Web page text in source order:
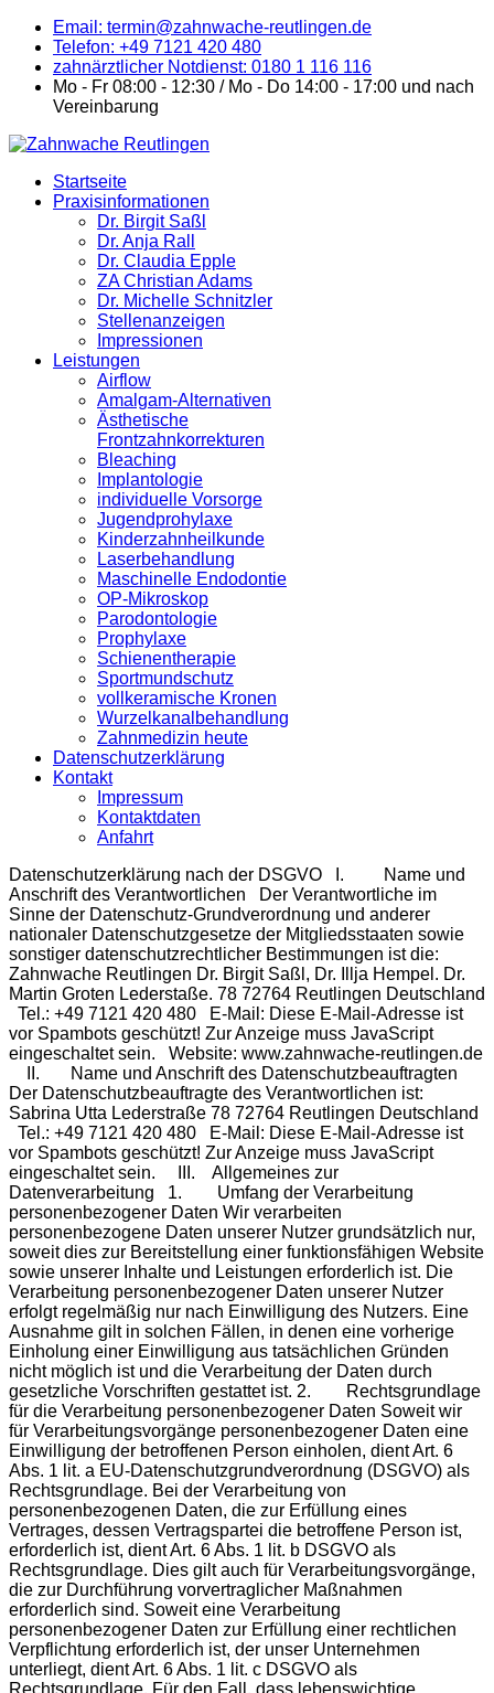
Email: termin@zahnwache-reutlingen.de
Telefon: +49 7121 420 480
zahnärztlicher Notdienst: 0180 1 116 116
Mo - Fr 08:00 - 12:30 / Mo - Do 14:00 - 17:00 und nach
Vereinbarung
Startseite
Praxisinformationen
Dr. Birgit Saßl
Dr. Anja Rall
Dr. Claudia Epple
ZA Christian Adams
Dr. Michelle Schnitzler
Stellenanzeigen
Impressionen
Leistungen
Airflow
Amalgam-Alternativen
Ästhetische
Frontzahnkorrekturen
Bleaching
Implantologie
individuelle Vorsorge
Jugendprohylaxe
Kinderzahnheilkunde
Laserbehandlung
Maschinelle Endodontie
OP-Mikroskop
Parodontologie
Prophylaxe
Schienentherapie
Sportmundschutz
vollkeramische Kronen
Wurzelkanalbehandlung
Zahnmedizin heute
Datenschutzerklärung
Kontakt
Impressum
Kontaktdaten
Anfahrt
Datenschutzerklärung nach der DSGVO I. Name und
Anschrift des Verantwortlichen Der Verantwortliche im
Sinne der Datenschutz-Grundverordnung und anderer
nationaler Datenschutzgesetze der Mitgliedsstaaten sowie
sonstiger datenschutzrechtlicher Bestimmungen ist die:
Zahnwache Reutlingen Dr. Birgit Saßl, Dr. Illja Hempel. Dr.
Martin Groten Lederstaße. 78 72764 Reutlingen Deutschland
Tel.: +49 7121 420 480 E-Mail: Diese E-Mail-Adresse ist
vor Spambots geschützt! Zur Anzeige muss JavaScript
eingeschaltet sein. Website: www.zahnwache-reutlingen.de
II. Name und Anschrift des Datenschutzbeauftragten
Der Datenschutzbeauftragte des Verantwortlichen ist:
Sabrina Utta Lederstraße 78 72764 Reutlingen Deutschland
Tel.: +49 7121 420 480 E-Mail: Diese E-Mail-Adresse ist
vor Spambots geschützt! Zur Anzeige muss JavaScript
eingeschaltet sein. III. Allgemeines zur Datenverarbeitung 1. Umfang der Verarbeitung personenbezogener Daten Wir verarbeiten personenbezogene Daten unserer Nutzer grundsätzlich nur, soweit dies zur Bereitstellung einer funktionsfähigen Website sowie unserer Inhalte und Leistungen erforderlich ist. Die Verarbeitung personenbezogener Daten unserer Nutzer erfolgt regelmäßig nur nach Einwilligung des Nutzers. Eine Ausnahme gilt in solchen Fällen, in denen eine vorherige Einholung einer Einwilligung aus tatsächlichen Gründen nicht möglich ist und die Verarbeitung der Daten durch gesetzliche Vorschriften gestattet ist. 2. Rechtsgrundlage für die Verarbeitung personenbezogener Daten Soweit wir für Verarbeitungsvorgänge personenbezogener Daten eine Einwilligung der betroffenen Person einholen, dient Art. 6 Abs. 1 lit. a EU-Datenschutzgrundverordnung (DSGVO) als Rechtsgrundlage. Bei der Verarbeitung von personenbezogenen Daten, die zur Erfüllung eines Vertrages, dessen Vertragspartei die betroffene Person ist, erforderlich ist, dient Art. 6 Abs. 1 lit. b DSGVO als Rechtsgrundlage. Dies gilt auch für Verarbeitungsvorgänge, die zur Durchführung vorvertraglicher Maßnahmen erforderlich sind. Soweit eine Verarbeitung personenbezogener Daten zur Erfüllung einer rechtlichen Verpflichtung erforderlich ist, der unser Unternehmen unterliegt, dient Art. 6 Abs. 1 lit. c DSGVO als Rechtsgrundlage. Für den Fall, dass lebenswichtige Interessen der betroffenen Person oder einer anderen natürlichen Person eine Verarbeitung personenbezogener Daten erforderlich machen, dient Art. 6 Abs. 1 lit. d DSGVO als Rechtsgrundlage. Ist die Verarbeitung zur Wahrung eines berechtigten Interesses unseres Unternehmens oder eines Dritten erforderlich und überwiegen die Interessen, Grundrechte und Grundfreiheiten des Betroffenen das erstgenannte Interesse nicht, so dient Art. 6 Abs. 1 lit. f DSGVO als Rechtsgrundlage für die Verarbeitung. 3. Datenlöschung und Speicherdauer Die personenbezogenen Daten der betroffenen Person werden gelöscht oder gesperrt, sobald der Zweck der Speicherung entfällt. Eine Speicherung kann darüber hinaus erfolgen, wenn dies durch den europäischen oder nationalen Gesetzgeber in unionsrechtlichen Verordnungen, Gesetzen oder sonstigen Vorschriften, denen der Verantwortliche unterliegt, vorgesehen wurde. Eine Sperrung oder Löschung der Daten erfolgt auch dann, wenn eine durch die genannten Normen vorgeschriebene Speicherfrist abläuft, es sei denn, dass eine Erforderlichkeit zur weiteren Speicherung der Daten für einen Vertragsabschluss oder eine Vertragserfüllung besteht. IV. Bereitstellung der Website und Erstellung von Logfiles 1. Beschreibung und Umfang der Datenverarbeitung Bei jedem Aufruf unserer Internetseite erfasst unser System automatisiert Daten und Informationen vom Computersystem des aufrufenden Rechners. Folgende Daten werden hierbei erhoben: Informationen über den Browsertyp und die verwendete Version Das Betriebssystem des Nutzers Den Internet-Service-Provider des Nutzers Die IP-Adresse des Nutzers Datum und Uhrzeit des Zugriffs Websites, von denen das System des Nutzers auf unsere Internetseite gelangt Websites, die vom System des Nutzers über unsere Website aufgerufen werden Die Logfiles enthalten IP-Adressen oder sonstige Daten, die eine Zuordnung zu einem Nutzer ermöglichen. Dies könnte beispielsweise der Fall sein, wenn der Link zur Website, von der der Nutzer auf die Internetseite gelangt, oder der Link zur Website, zu der der Nutzer wechselt, personenbezogene Daten enthält. Die Daten werden ebenfalls in den Logfiles unseres Systems gespeichert. Eine Speicherung dieser Daten zusammen mit anderen personenbezogenen Daten des Nutzers findet nicht statt. 2. Rechtsgrundlage für die Datenverarbeitung Rechtsgrundlage für die vorübergehende Speicherung der Daten und der Logfiles ist Art. 6 Abs. 1 lit. f DSGVO. 3. Zweck der Datenverarbeitung Die vorübergehende Speicherung der IP-Adresse durch das System ist notwendig, um eine Auslieferung der Website an den Rechner des Nutzers zu ermöglichen. Hierfür muss die IP-Adresse des Nutzers für die Dauer der Sitzung gespeichert bleiben. Die Speicherung in Logfiles erfolgt, um die Funktionsfähigkeit der Website sicherzustellen. Zudem dienen uns die Daten zur Optimierung der Website und zur Sicherstellung der Sicherheit unserer informationstechnischen Systeme. Eine Auswertung der Daten zu Marketingzwecken findet in diesem Zusammenhang nicht statt. In diesen Zwecken liegt auch unser berechtigtes Interesse an der Datenverarbeitung nach Art. 6 Abs. 1 lit. f DSGVO. 4. Dauer der Speicherung Die Daten werden gelöscht, sobald sie für die Erreichung des Zweckes ihrer Erhebung nicht mehr erforderlich sind. Im Falle der Erfassung der Daten zur Bereitstellung der Website ist dies der Fall, wenn die jeweilige Sitzung beendet ist. Im Falle der Speicherung der Daten in Logfiles ist dies nach spätestens sieben Tagen der Fall. Eine darüberhinausgehende Speicherung ist möglich. In diesem Fall werden die IP-Adressen der Nutzer gelöscht oder verfremdet, sodass eine Zuordnung des aufrufenden Clients nicht mehr möglich ist. 5. Widerspruchs- und Beseitigungsmöglichkeit Die Erfassung der Daten zur Bereitstellung der Website und die Speicherung der Daten in Logfiles ist für den Betrieb der Internetseite zwingend erforderlich. Es besteht folglich seitens des Nutzers keine Widerspruchsmöglichkeit. V. Verwendung von Cookies 1. Beschreibung und Umfang der Datenverarbeitung Unsere Webseite verwendet Cookies. Bei Cookies handelt es sich um Textdateien, die im Internetbrowser bzw. vom Internetbrowser auf dem Computersystem des Nutzers gespeichert werden. Ruft ein Nutzer eine Website auf, so kann ein Cookie auf dem Betriebssystem des Nutzers gespeichert werden. Dieser Cookie enthält eine charakteristische Zeichenfolge, die eine eindeutige Identifizierung des Browsers beim erneuten Aufrufen der Website ermöglicht. Wir setzen Cookies ein, um unsere Website nutzerfreundlicher zu gestalten. Einige Elemente unserer Internetseite erfordern es, dass der aufrufende Browser auch nach einem Seitenwechsel identifiziert werden kann. In den Cookies werden dabei folgende Daten gespeichert und übermittelt: Domainname Expiry-Date 2. Rechtsgrundlage für die Datenverarbeitung Die Rechtsgrundlage für die Verarbeitung personenbezogener Daten unter Verwendung von Cookies ist Art. 6 Abs. 1 lit. f DSGVO. 3. Zweck der Datenverarbeitung Der Zweck der Verwendung technisch notwendiger Cookies ist, die Nutzung von Websites für die Nutzer zu vereinfachen. Einige Funktionen unserer Internetseite können ohne den Einsatz von Cookies nicht angeboten werden. Für diese ist es erforderlich, dass der Browser auch nach einem Seitenwechsel wiedererkannt wird. Die durch technisch notwendige Cookies erhobenen Nutzerdaten werden nicht zur Erstellung von Nutzerprofilen verwendet. In diesen Zwecken liegt auch unser berechtigtes Interesse in der Verarbeitung der personenbezogenen Daten nach Art. 6 Abs. 1 lit. f DSGVO. 4. Dauer der Speicherung, Widerspruchs- und Beseitigungsmöglichkeit Cookies werden auf dem Rechner des Nutzers gespeichert und von diesem an unserer Seite übermittelt. Daher haben Sie als Nutzer auch die volle Kontrolle über die Verwendung von Cookies. Durch eine Änderung der Einstellungen in Ihrem Internetbrowser können Sie die Übertragung von Cookies deaktivieren oder einschränken. Bereits gespeicherte Cookies können jederzeit gelöscht werden. Dies kann auch automatisiert erfolgen. Werden Cookies für unsere Website deaktiviert, können möglicherweise nicht mehr alle Funktionen der Website vollumfänglich genutzt werden. VI. E-Mail-Kontakt 1. Beschreibung und Umfang der Datenverarbeitung Eine Kontaktaufnahme über die bereitgestellte E-Mail-Adresse ist möglich. In diesem Fall werden die mit der E-Mail übermittelten personenbezogenen Daten des Nutzers gespeichert. Es erfolgt in diesem Zusammenhang keine Weitergabe der Daten an Dritte. Die Daten werden ausschließlich für die Verarbeitung der Konversation verwendet. 2. Rechtsgrundlage für die Datenverarbeitung Rechtsgrundlage für die Verarbeitung der Daten ist bei Vorliegen einer Einwilligung des Nutzers Art. 6 Abs. 1 lit. a DSGVO. Rechtsgrundlage für die Verarbeitung der Daten, die im Zuge einer Übersendung einer E-Mail übermittelt werden, ist Art. 6 Abs. 1 lit. f DSGVO. Zielt der E-Mail-Kontakt auf den Abschluss eines Vertrages ab, so ist zusätzliche Rechtsgrundlage für die Verarbeitung Art. 6 Abs. 1 lit. b DSGVO. 3. Zweck der Datenverarbeitung Die Verarbeitung der personenbezogenen Daten aus einer Kontaktaufnahme per E-Mail bedingt auch das erforderliche berechtigte Interesse an der Verarbeitung der Daten. 4. Dauer der Speicherung Die Daten werden gelöscht, sobald sie für die Erreichung des Zweckes ihrer Erhebung nicht mehr erforderlich sind. Für die personenbezogenen Daten die per E-Mail übersandt wurden, ist dies dann der Fall, wenn die jeweilige Konversation mit dem Nutzer beendet ist. Beendet ist die Konversation dann, wenn sich aus den Umständen entnehmen lässt, dass der betroffene Sachverhalt abschließend geklärt ist. 5. Widerspruchs- und Beseitigungsmöglichkeit Der Nutzer hat jederzeit die Möglichkeit, seine Einwilligung zur Verarbeitung der personenbezogenen Daten zu widerrufen. Nimmt der Nutzer per E-Mail Kontakt mit uns auf, so kann er der Speicherung seiner personenbezogenen Daten jederzeit widersprechen. In einem solchen Fall kann